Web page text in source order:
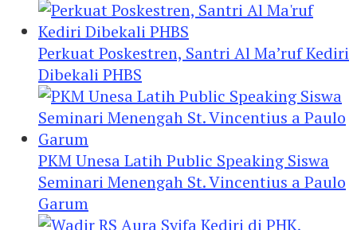
Perkuat Poskestren, Santri Al Ma’ruf Kediri
Dibekali PHBS
PKM Unesa Latih Public Speaking Siswa
Seminari Menengah St. Vincentius a Paulo
Garum